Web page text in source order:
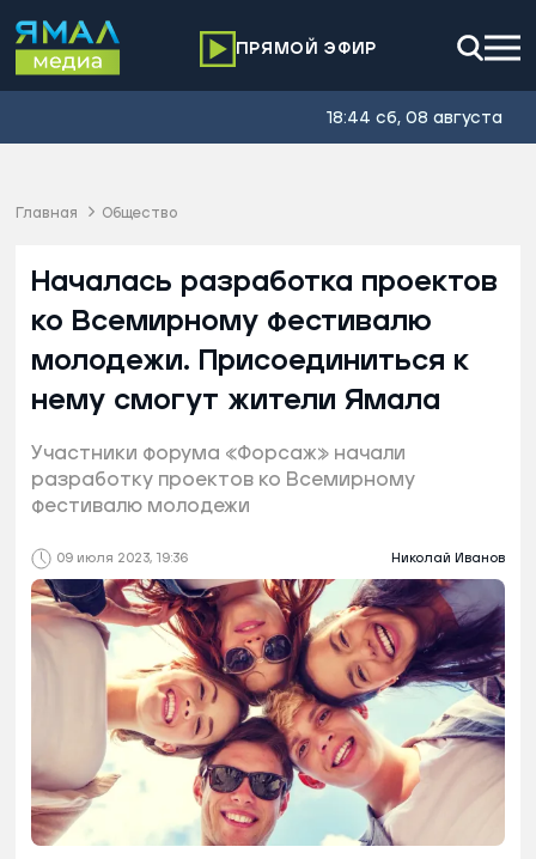
ПРЯМОЙ ЭФИР
18:44 сб, 08 августа
Главная Общество
09 июля 2023, 19:36 Николай Иванов
Началась разработка проектов
ко Всемирному фестивалю
молодежи. Присоединиться к
нему смогут жители Ямала
Участники форума «Форсаж» начали
разработку проектов ко Всемирному
фестивалю молодежи